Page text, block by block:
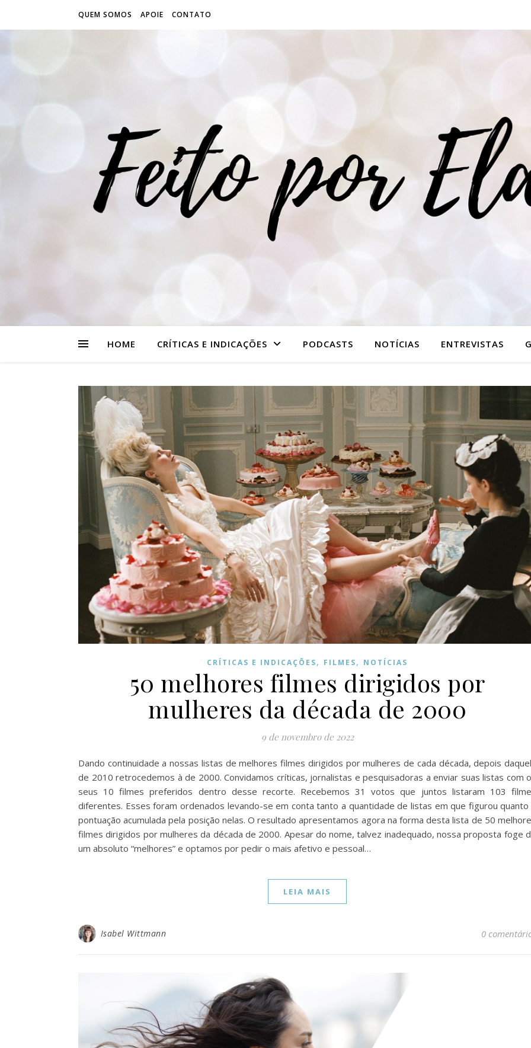
QUEM SOMOS APOIE CONTATO
HOME CRÍTICAS E INDICAÇÕES PODCASTS NOTÍCIAS ENTREVISTAS
CRÍTICAS E INDICAÇÕES, FILMES, NOTÍCIAS
50 melhores filmes dirigidos por
mulheres da década de 2000
9 de novembro de 2022
Dando continuidade a nossas listas de melhores filmes dirigidos por mulheres de cada década, depois
de 2010 retrocedemos à de 2000. Convidamos críticas, jornalistas e pesquisadoras a enviar suas listas com
seus 10 filmes preferidos dentro desse recorte. Recebemos 31 votos que juntos listaram 103
diferentes. Esses foram ordenados levando-se em conta tanto a quantidade de listas em que figurou quanto
pontuação acumulada pela posição nelas. O resultado apresentamos agora na forma desta lista de 50
filmes dirigidos por mulheres da década de 2000. Apesar do nome, talvez inadequado, nossa proposta foge
um absoluto “melhores” e optamos por pedir o mais afetivo e pessoal…
LEIA MAIS
Isabel Wittmann 0